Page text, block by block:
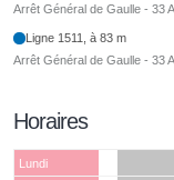
Arrêt Général de Gaulle - 33
Ligne 1511, à 83 m
Arrêt Général de Gaulle - 33
Horaires
Lundi